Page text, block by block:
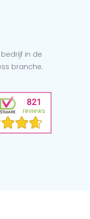
in de
branche.